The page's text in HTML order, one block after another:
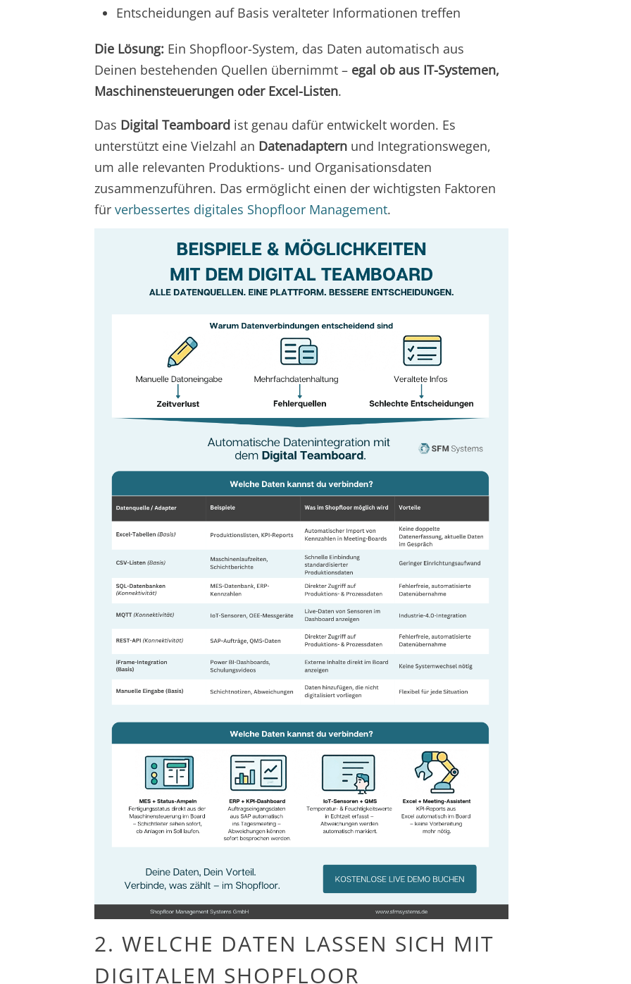
Entscheidungen auf Basis veralteter Informationen treffen
Die Lösung: Ein Shopfloor-System, das Daten automatisch aus
Deinen bestehenden Quellen übernimmt – egal ob aus IT-Systemen,
Maschinensteuerungen oder Excel-Listen.
Das Digital Teamboard ist genau dafür entwickelt worden. Es
unterstützt eine Vielzahl an Datenadaptern und Integrationswegen,
um alle relevanten Produktions- und Organisationsdaten
zusammenzuführen. Das ermöglicht einen der wichtigsten Faktoren
fürverbessertes digitales Shopfloor Management.
2.WELCHE DATEN LASSEN SICH MIT
DIGITALEM SHOPFLOOR